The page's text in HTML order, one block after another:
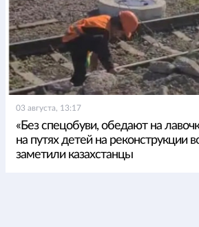
03 августа, 13:17
«Без спецобуви, обедают на
на путях детей на реконструкции
заметили казахстанцы